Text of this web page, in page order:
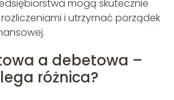
mogą skutecznie
i utrzymać porządek
a debetowa –
różnica?